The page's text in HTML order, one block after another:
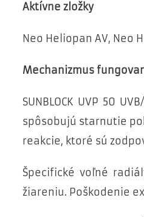
Aktívne zložky
Neo Heliopan AV, Neo
Mechanizmus
SUNBLOCK UVP 50
spôsobujú starnutie
reakcie, ktoré sú
Špecifické voľné
žiareniu. Poškodenie